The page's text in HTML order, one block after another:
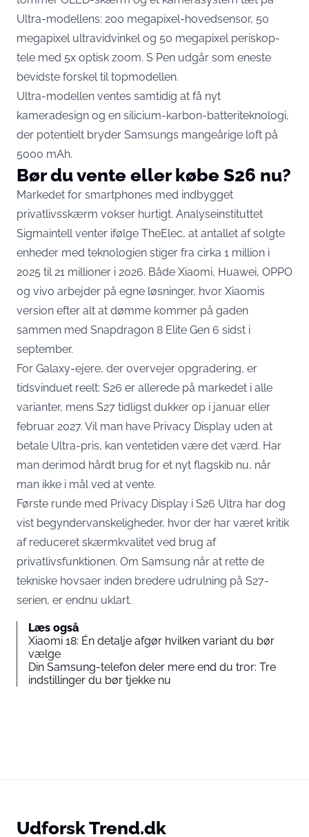
Ultra-modellens: 200 megapixel-hovedsensor, 50
megapixel ultravidvinkel og 50 megapixel periskop-
tele med 5x optisk zoom. S Pen udgår som eneste
bevidste forskel til topmodellen.
Ultra-modellen ventes samtidig at få nyt
kameradesign og en silicium-karbon-batteriteknologi,
der potentielt bryder Samsungs mangeårige loft på
5000 mAh.
Bør du vente eller købe S26 nu?
Markedet for smartphones med indbygget
privatlivsskærm vokser hurtigt. Analyseinstituttet
Sigmaintell venter ifølge TheElec, at antallet af solgte
enheder med teknologien stiger fra cirka 1 million i
2025 til 21 millioner i 2026. Både Xiaomi, Huawei, OPPO
og vivo arbejder på egne løsninger, hvor Xiaomis
version efter alt at dømme kommer på gaden
sammen med Snapdragon 8 Elite Gen 6 sidst i
september.
For Galaxy-ejere, der overvejer opgradering, er
tidsvinduet reelt: S26 er allerede på markedet i alle
varianter, mens S27 tidligst dukker op i januar eller
februar 2027. Vil man have Privacy Display uden at
betale Ultra-pris, kan ventetiden være det værd. Har
man derimod hårdt brug for et nyt flagskib nu, når
man ikke i mål ved at vente.
Første runde med Privacy Display i S26 Ultra har dog
vist begyndervanskeligheder, hvor der har været kritik
af reduceret skærmkvalitet ved brug af
privatlivsfunktionen. Om Samsung når at rette de
tekniske hovsaer inden bredere udrulning på S27-
serien, er endnu uklart.
Læs også
Xiaomi 18: Én detalje afgør hvilken variant du bør
vælge
Din Samsung-telefon deler mere end du tror: Tre
indstillinger du bør tjekke nu
Udforsk Trend.dk